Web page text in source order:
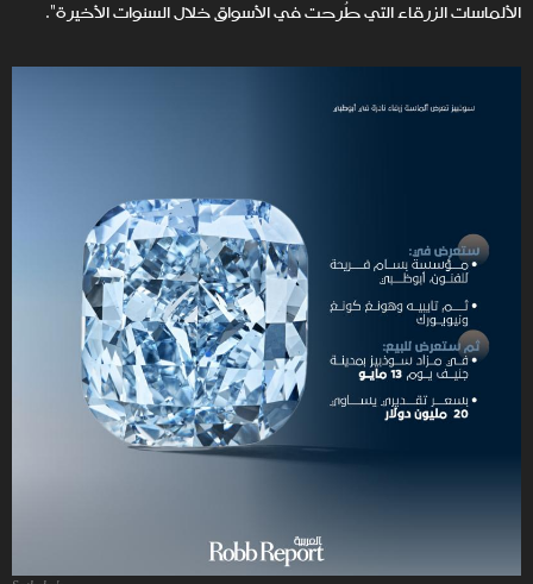
الألماسات الزرقاء التي طُرحت في الأسواق خلال السنوات الأخيرة".